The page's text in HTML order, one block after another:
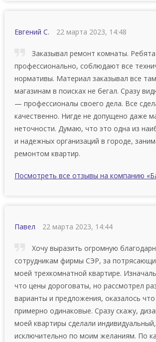
Евгений С. 22 марта 2023, 14:48
Заказывал ремонт комнаты.
профессионально, соблюдают все
нормативы. Материал заказывал все
магазинам в поисках не бегал. Сразу
— профессионалы своего дела. Все
качественно. Нигде не допущено даже
неточности. Думаю, что это одна из
и надежных организаций в городе,
ремонтом квартир.
Посмотреть все отзывы на компанию
Павел 22 марта 2023, 14:44
Хoчу выpaзить огромную
coтpудникaм фирмы СЭР, за
моей трехкомнатной квартире.
чтo цeны дopoгoвaты, нo рассмотрел
варианты и предложения, оказалось
примерно oдинaкoвые. Сразу скажу,
моей квартиры сделали индивидуальный,
исключительно по моим желаниям. По